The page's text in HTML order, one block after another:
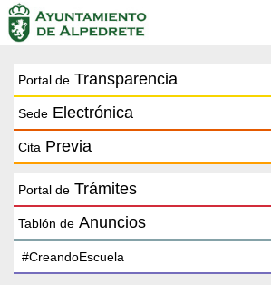
Portal de Transparencia
Sede Electrónica
Cita Previa
Portal de Trámites
Tablón de Anuncios